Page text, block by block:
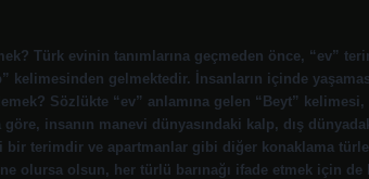
Türk evinin tanımlarına geçmeden önce, “ev”
kelimesinden gelmektedir. İnsanların içinde
Sözlükte “ev” anlamına gelen “Beyt”
göre, insanın manevi dünyasındaki kalp, dış
terimdir ve apartmanlar gibi diğer konaklama
olursa olsun, her türlü barınağı ifade etmek için